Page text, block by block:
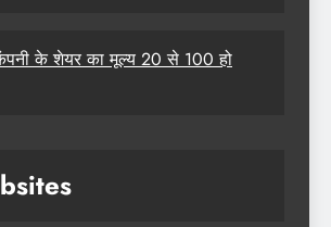
के शेयर का मूल्य 20 से 100 हो